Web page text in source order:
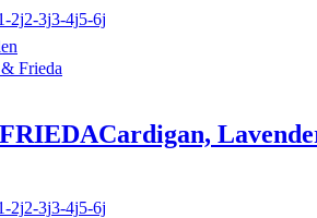
2j2-3j3-4j5-6j
Frieda
Cardigan,
2j2-3j3-4j5-6j